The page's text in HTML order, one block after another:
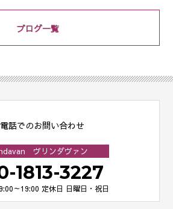
ブログ一覧
話でのお問い合わせ
ヴリンダヴァン
1813-3227
～19:00 定休日 日曜日・祝日